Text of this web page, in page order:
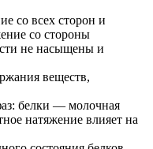
со всех сторон и
со стороны
не насыщены и
веществ,
белки — молочная
натяжение влияет на